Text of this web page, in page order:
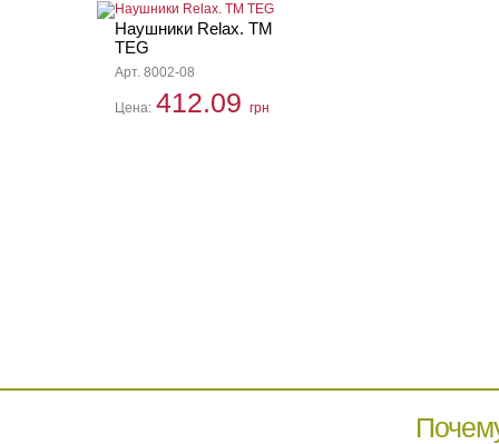
Наушники Relax. TM
TEG
Арт. 8002-08
Цена: 412.09 грн